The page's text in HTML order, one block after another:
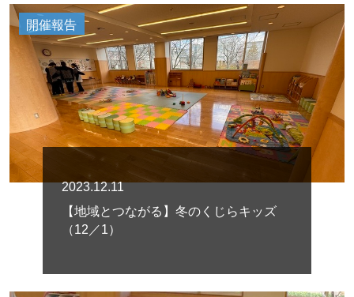
開催報告
2023.12.11
【地域とつながる】冬のくじらキッズ
（12／1）